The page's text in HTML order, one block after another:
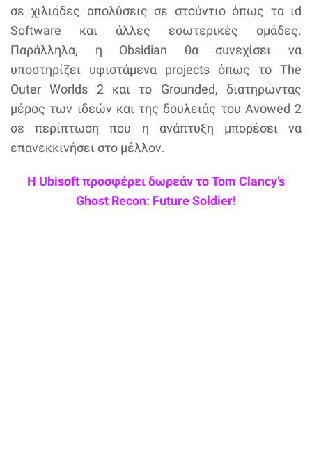
σε χιλιάδες απολύσεις σε στούντιο όπως τα ιd
Software και άλλες εσωτερικές ομάδες.
Παράλληλα, η Obsidian θα συνεχίσει να
υποστηρίζει υφιστάμενα projects όπως το The
Outer Worlds 2 και το Grounded, διατηρώντας
μέρος των ιδεών και της δουλειάς του Avowed 2
σε περίπτωση που η ανάπτυξη μπορέσει να
επανεκκινήσει στο μέλλον.
Η Ubisoft προσφέρει δωρεάν το Tom Clancy’s
Ghost Recon: Future Soldier!